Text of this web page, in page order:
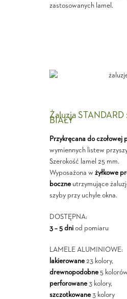
zastosowanych lamel.
Żaluzja STANDARD
BIAŁY
Przykręcana do czołowej
wymiennych listew
Szerokość lamel 25 mm.
Wyposażona w żyłkowe
boczneutrzymujące
szyby przy uchyle okna.
DOSTĘPNA:
3 – 5 dniod pomiaru
LAMELE ALUMINIOWE:
lakierowane23 kolory,
drewnopodobne5
perforowane3 kolory,
szczotkowane3 kolory